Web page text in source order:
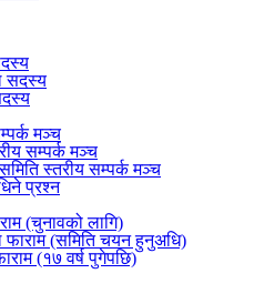
सदस्य
मञ्च
सम्पर्क मञ्च
स्तरीय सम्पर्क मञ्च
प्रश्न
(चुनावको लागि)
फाराम (समिति चयन हुनुअधि)
(१७ वर्ष पुगेपछि)